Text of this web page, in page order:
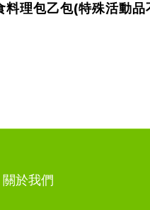
理包乙包(特殊活動品
關於我們